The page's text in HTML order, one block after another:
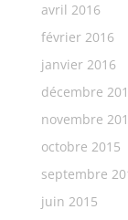
avril 2016
février 2016
janvier 2016
décembre
novembre
octobre 2015
septembre
juin 2015